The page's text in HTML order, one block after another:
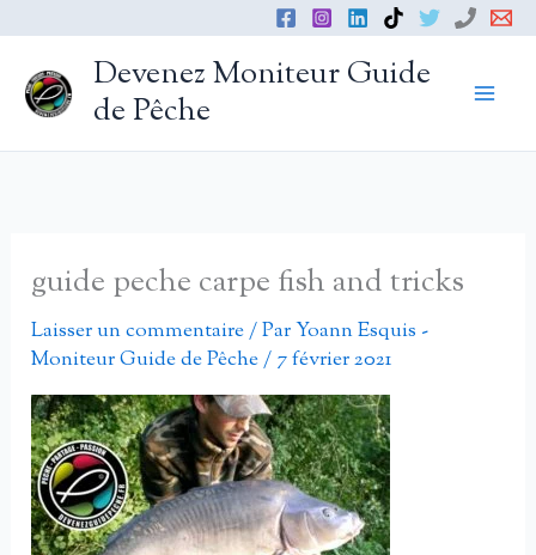
contenu
Devenez Moniteur Guide
de Pêche
guide peche carpe fish and tricks
Laisser un commentaire/ ParYoann Esquis -
Moniteur Guide de Pêche/ 7 février 2021